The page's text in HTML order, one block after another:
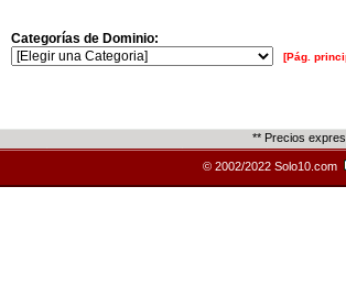
Categorías de Dominio:
[Pág.
** Precios
© 2002/2022 Solo10.com